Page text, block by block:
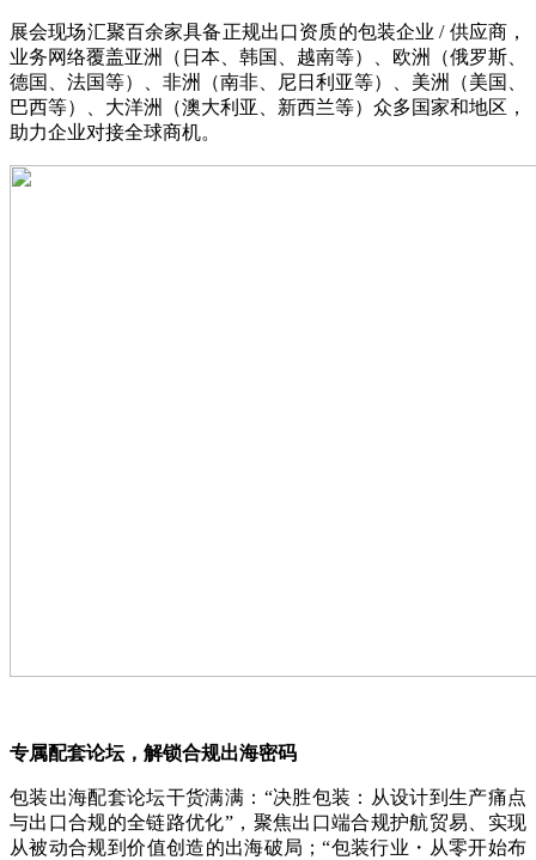
展会现场汇聚百余家具备正规出口资质的包装企业 / 供应商，
业务网络覆盖亚洲（日本、韩国、越南等）、欧洲（俄罗斯、
德国、法国等）、非洲（南非、尼日利亚等）、美洲（美国、
巴西等）、大洋洲（澳大利亚、新西兰等）众多国家和地区，
助力企业对接全球商机。
专属配套论坛，解锁合规出海密码
包装出海配套论坛干货满满：“决胜包装：从设计到生产痛点
与出口合规的全链路优化”，聚焦出口端合规护航贸易、实现
从被动合规到价值创造的出海破局；“包装行业・从零开始布